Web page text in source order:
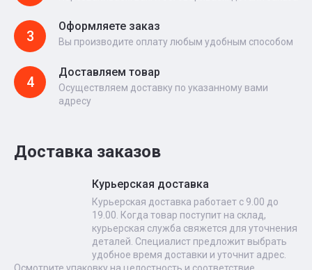
3
Оформляете заказ
Вы производите оплату любым удобным способом
4
Доставляем товар
Осуществляем доставку по указанному вами
адресу
Доставка заказов
Курьерская доставка
Курьерская доставка работает с 9.00 до
19.00. Когда товар поступит на склад,
курьерская служба свяжется для уточнения
деталей. Специалист предложит выбрать
удобное время доставки и уточнит адрес.